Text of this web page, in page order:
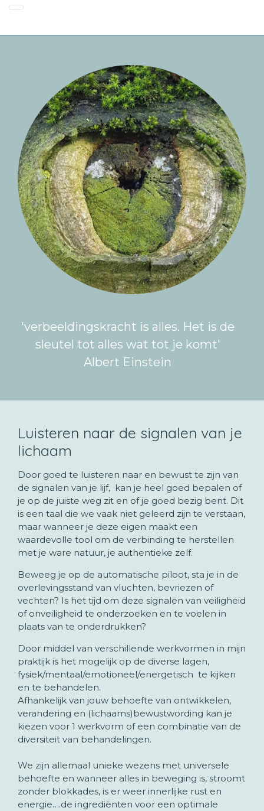
'verbeeldingskracht is alles. Het is de
sleutel tot alles wat tot je komt'
Albert Einstein
Luisteren naar de signalen van je
lichaam
Door goed te luisteren naar en bewust te zijn van
de signalen van je lijf, kan je heel goed bepalen of
je op de juiste weg zit en of je goed bezig bent. Dit
is een taal die we vaak niet geleerd zijn te verstaan,
maar wanneer je deze eigen maakt een
waardevolle tool om de verbinding te herstellen
met je ware natuur, je authentieke zelf.
Beweeg je op de automatische piloot, sta je in de
overlevingsstand van vluchten, bevriezen of
vechten? Is het tijd om deze signalen van veiligheid
of onveiligheid te onderzoeken en te voelen in
plaats van te onderdrukken?
Door middel van verschillende werkvormen in mijn
praktijk is het mogelijk op de diverse lagen,
fysiek/mentaal/emotioneel/energetisch te kijken
en te behandelen.
Afhankelijk van jouw behoefte van ontwikkelen,
verandering en (lichaams)bewustwording kan je
kiezen voor 1 werkvorm of een combinatie van de
diversiteit van behandelingen.
We zijn allemaal unieke wezens met universele
behoefte en wanneer alles in beweging is, stroomt
zonder blokkades, is er weer innerlijke rust en
energie….de ingrediënten voor een optimale